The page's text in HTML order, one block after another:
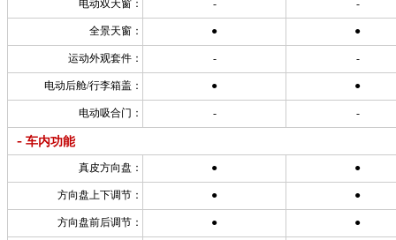
电动双天窗： - -
全景天窗： ● ●
运动外观套件： - -
电动后舱/行李箱盖： ● ●
电动吸合门： - -
- 车内功能
真皮方向盘： ● ●
方向盘上下调节： ● ●
方向盘前后调节： ● ●